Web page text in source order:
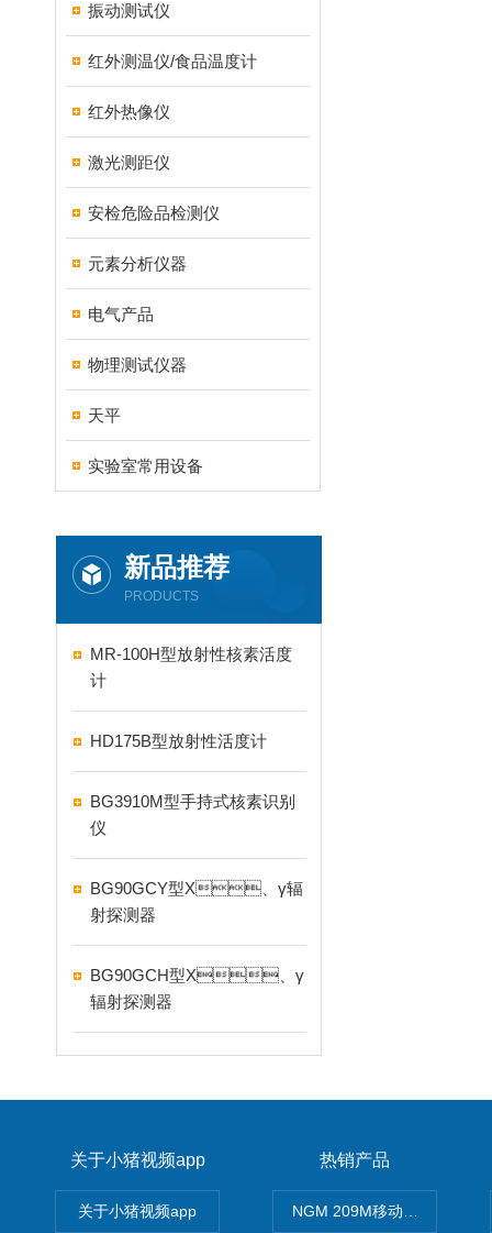
振动测试仪
红外测温仪/食品温度计
红外热像仪
激光测距仪
安检危险品检测仪
元素分析仪器
电气产品
物理测试仪器
天平
实验室常用设备
新品推荐
PRODUCTS
MR-100H型放射性核素活度
计
HD175B型放射性活度计
BG3910M型手持式核素识别
仪
BG90GCY型X、γ辐
射探测器
BG90GCH型X、γ
辐射探测器
关于小猪视频app
关于小猪视频app
热销产品
NGM 209M移动式惰性气体